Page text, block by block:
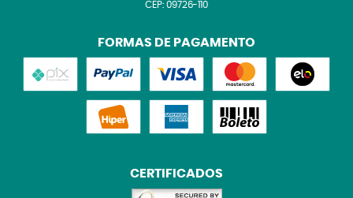
CEP: 09726-110
FORMAS DE PAGAMENTO
CERTIFICADOS